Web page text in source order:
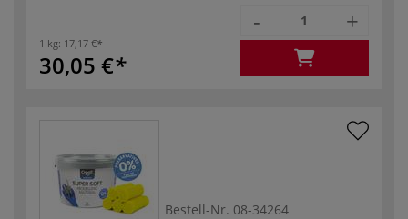
1 kg: 17,17 €
30,05 €
- +
Bestell-Nr. 08-34264